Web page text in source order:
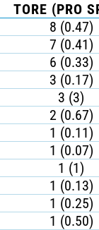
TORE (PRO
8 (0.47)
7 (0.41)
6 (0.33)
3 (0.17)
3 (3)
2 (0.67)
1 (0.11)
1 (0.07)
1 (1)
1 (0.13)
1 (0.25)
1 (0.50)